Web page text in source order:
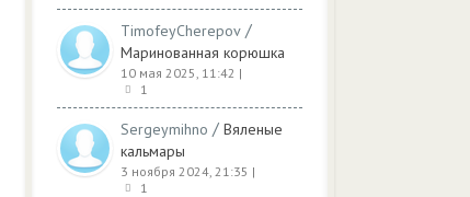
TimofeyCherepov /
Маринованная корюшка
10 мая 2025, 11:42 |
1
Sergeymihno / Вяленые
кальмары
3 ноября 2024, 21:35 |
1